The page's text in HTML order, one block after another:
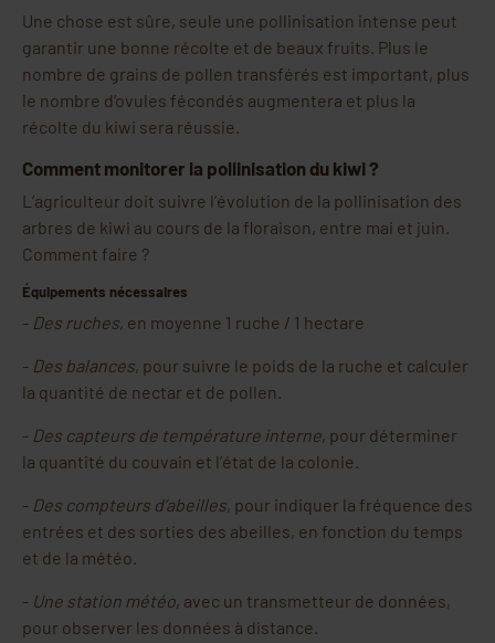
Une chose est sûre, seule une pollinisation intense peut
garantir une bonne récolte et de beaux fruits. Plus le
nombre de grains de pollen transférés est important, plus
le nombre d’ovules fécondés augmentera et plus la
récolte du kiwi sera réussie.
Comment monitorer la pollinisation du kiwi ?
L’agriculteur doit suivre l’évolution de la pollinisation des
arbres de kiwi au cours de la floraison, entre mai et juin.
Comment faire ?
Équipements nécessaires
- Des ruches, en moyenne 1 ruche / 1 hectare
- Des balances, pour suivre le poids de la ruche et calculer
la quantité de nectar et de pollen.
- Des capteurs de température interne, pour déterminer
la quantité du couvain et l’état de la colonie.
- Des compteurs d’abeilles, pour indiquer la fréquence des
entrées et des sorties des abeilles, en fonction du temps
et de la météo.
- Une station météo, avec un transmetteur de données,
pour observer les données à distance.